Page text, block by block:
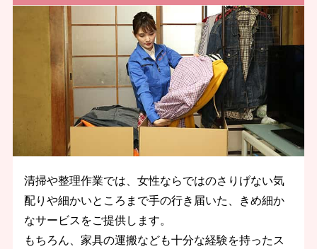
清掃や整理作業では、女性ならではのさりげない気
配りや細かいところまで手の行き届いた、きめ細か
なサービスをご提供します。
もちろん、家具の運搬なども十分な経験を持ったス